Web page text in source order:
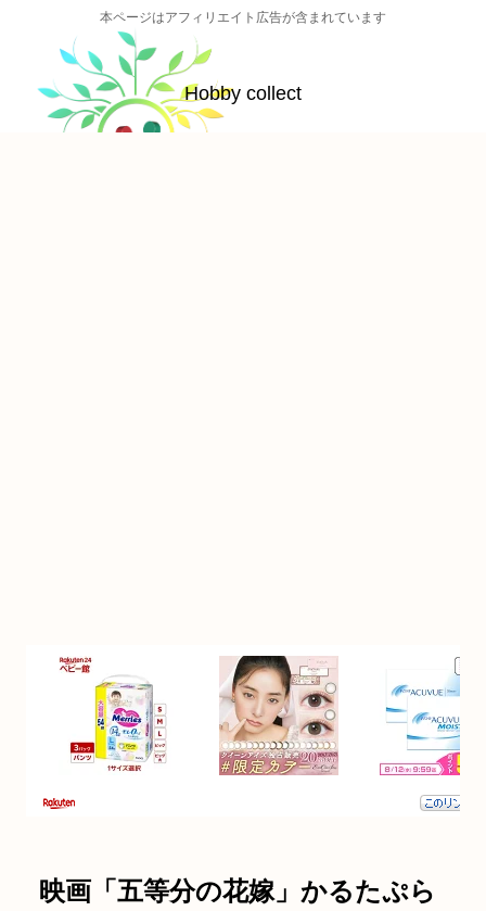
本ページはアフィリエイト広告が含まれています
Hobby collect
映画「五等分の花嫁」かるたぷら